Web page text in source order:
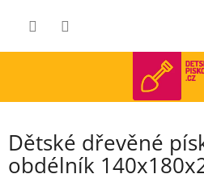
Dětské dřevěné
obdélník